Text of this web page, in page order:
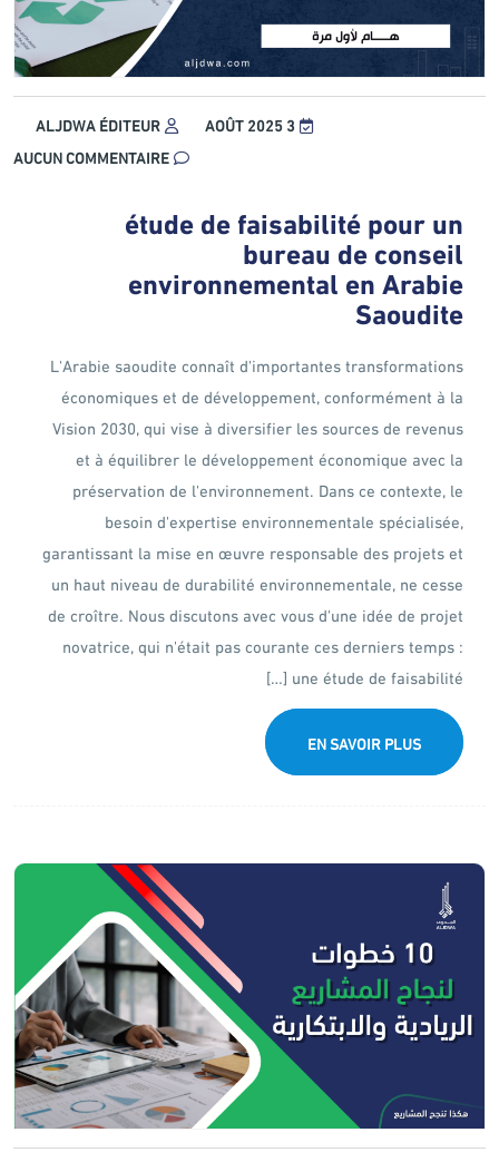
3 AOÛT 2025
ALJDWA ÉDITEUR
AUCUN COMMENTAIRE
étude de faisabilité pour un
bureau de conseil
environnemental en Arabie
Saoudite
L'Arabie saoudite connaît d'importantes transformations
économiques et de développement, conformément à la
Vision 2030, qui vise à diversifier les sources de revenus
et à équilibrer le développement économique avec la
préservation de l'environnement. Dans ce contexte, le
besoin d'expertise environnementale spécialisée,
garantissant la mise en œuvre responsable des projets et
un haut niveau de durabilité environnementale, ne cesse
de croître. Nous discutons avec vous d'une idée de projet
novatrice, qui n'était pas courante ces derniers temps :
une étude de faisabilité […]
EN SAVOIR PLUS